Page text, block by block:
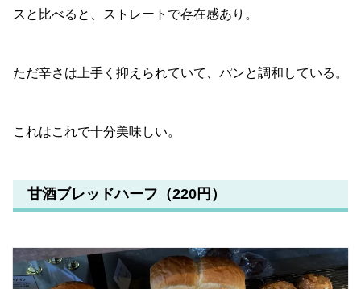
スと比べると、ストレートで存在感あり。
ただ辛さは上手く抑えられていて、パンと調和している。
これはこれで十分美味しい。
甘酒ブレッドハーフ（220円）